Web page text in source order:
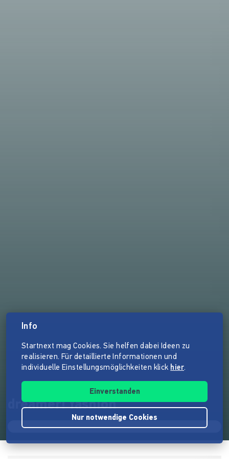
dreamer! fashion
Info
Startnext mag Cookies. Sie helfen dabei Ideen zu
realisieren. Für detaillierte Informationen und
individuelle Einstellungsmöglichkeiten klick hier.
Einverstanden
Nur notwendige Cookies